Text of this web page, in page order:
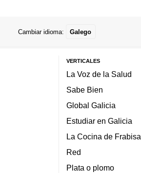
Cambiar idioma: Galego
VERTICALES
La Voz de la Salud
Sabe Bien
Global Galicia
Estudiar en Galicia
La Cocina de Frabisa
Red
Plata o plomo